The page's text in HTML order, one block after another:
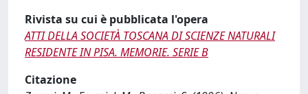
Rivista su cui è pubblicata l'opera
ATTI DELLA SOCIETÀ TOSCANA DI SCIENZE NATURALI
RESIDENTE IN PISA. MEMORIE. SERIE B
Citazione